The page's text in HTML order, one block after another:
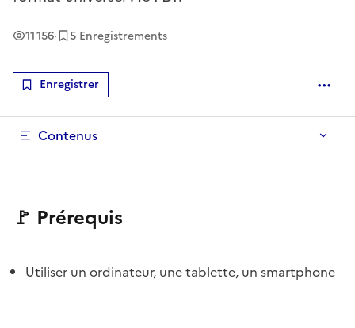
11 156Vues
· 5 Enregistrements
Enregistrer
Contenus
🚩 Prérequis
Utiliser un ordinateur, une tablette, un smartphone